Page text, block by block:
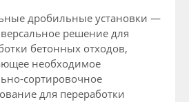
дробильные установки —
решение для
бетонных отходов,
необходимое
сортировочное
для переработки